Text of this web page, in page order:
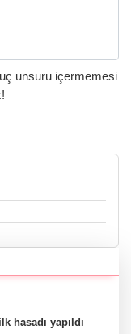
unsuru içermemesi
hasadı yapıldı